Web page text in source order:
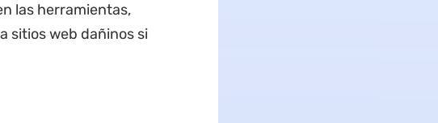
las herramientas,
sitios web dañinos si